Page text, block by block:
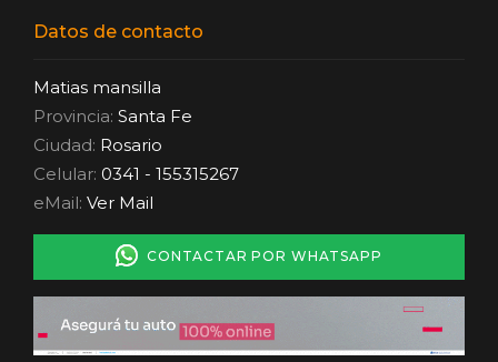
Datos de contacto
Matias mansilla
Provincia: Santa Fe
Ciudad: Rosario
Celular: 0341 - 155315267
eMail: Ver Mail
CONTACTAR POR WHATSAPP